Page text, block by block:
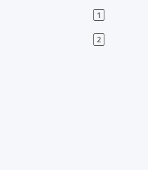
1
2